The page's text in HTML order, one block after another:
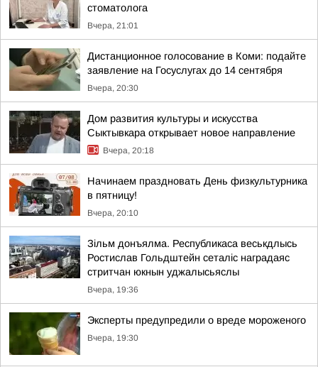
стоматолога
Вчера, 21:01
Дистанционное голосование в Коми: подайте
заявление на Госуслугах до 14 сентября
Вчера, 20:30
Дом развития культуры и искусства
Сыктывкара открывает новое направление
Вчера, 20:18
Начинаем праздновать День физкультурника
в пятницу!
Вчера, 20:10
Зільм донъялма. Республикаса веськдлысь
Ростислав Гольдштейн сеталіс наградаяс
стритчан юкнын уджалысьяслы
Вчера, 19:36
Эксперты предупредили о вреде мороженого
Вчера, 19:30